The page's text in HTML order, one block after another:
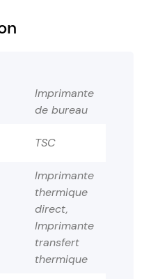
Imprimante
de bureau
TSC
Imprimante
thermique
direct,
Imprimante
transfert
thermique